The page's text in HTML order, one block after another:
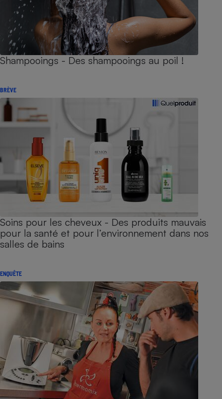
Shampooings - Des shampooings au poil !
BRÈVE
Soins pour les cheveux - Des produits mauvais
pour la santé et pour l’environnement dans nos
salles de bains
ENQUÊTE